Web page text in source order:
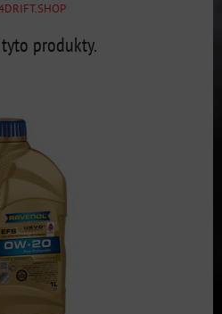
produkty.